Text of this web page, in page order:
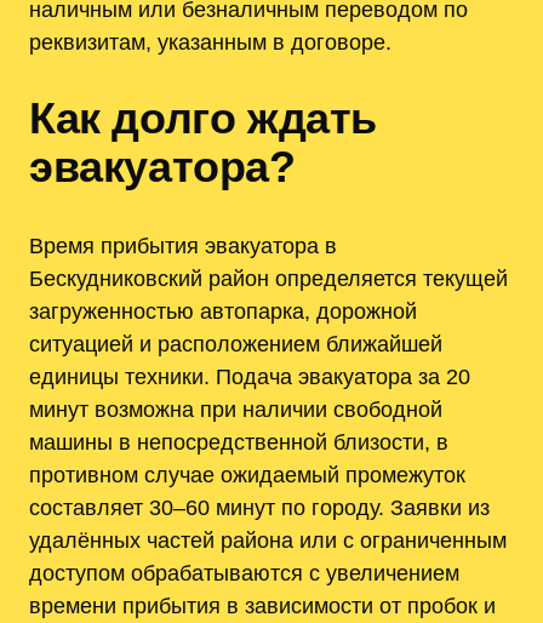
наличным или безналичным переводом по
реквизитам, указанным в договоре.
Как долго ждать
эвакуатора?
Время прибытия эвакуатора в
Бескудниковский район определяется текущей
загруженностью автопарка, дорожной
ситуацией и расположением ближайшей
единицы техники. Подача эвакуатора за 20
минут возможна при наличии свободной
машины в непосредственной близости, в
противном случае ожидаемый промежуток
составляет 30–60 минут по городу. Заявки из
удалённых частей района или с ограниченным
доступом обрабатываются с увеличением
времени прибытия в зависимости от пробок и